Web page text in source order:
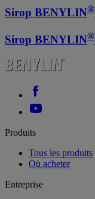
Sirop BENYLIN®
Sirop BENYLIN®
Produits
Tous les produits
Où acheter
Entreprise